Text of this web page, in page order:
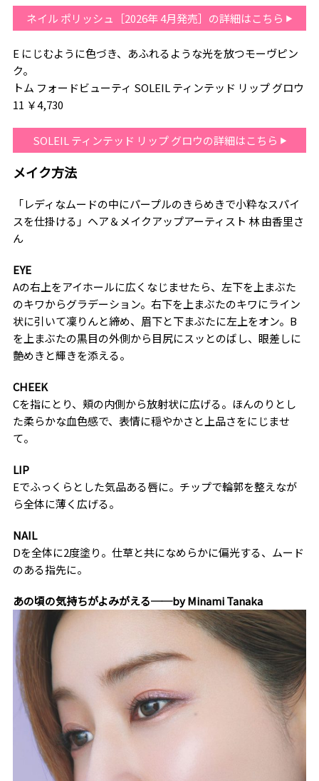
ネイル ポリッシュ［2026年 4月発売］の詳細はこちら
E にじむように色づき、あふれるような光を放つモーヴピン
ク。
トム フォードビューティ SOLEIL ティンテッド リップ グロウ
11 ￥4,730
SOLEIL ティンテッド リップ グロウの詳細はこちら
メイク方法
「レディなムードの中にパープルのきらめきで小粋なスパイ
スを仕掛ける」ヘア＆メイクアップアーティスト 林 由香里さ
ん
EYE
Aの右上をアイホールに広くなじませたら、左下を上まぶた
のキワからグラデーション。右下を上まぶたのキワにライン
状に引いて凜りんと締め、眉下と下まぶたに左上をオン。B
を上まぶたの黒目の外側から目尻にスッとのばし、眼差しに
艶めきと輝きを添える。
CHEEK
Cを指にとり、頬の内側から放射状に広げる。ほんのりとし
た柔らかな血色感で、表情に穏やかさと上品さをにじませ
て。
LIP
Eでふっくらとした気品ある唇に。チップで輪郭を整えなが
ら全体に薄く広げる。
NAIL
Dを全体に2度塗り。仕草と共になめらかに偏光する、ムード
のある指先に。
あの頃の気持ちがよみがえる──by Minami Tanaka